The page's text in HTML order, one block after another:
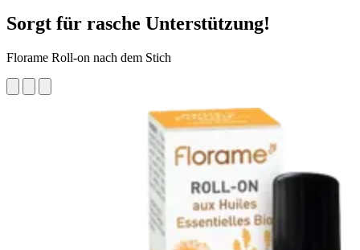
Sorgt für rasche Unterstützung!
Florame Roll-on nach dem Stich